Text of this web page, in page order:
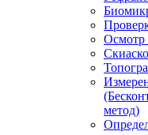
Осмотр
метод)